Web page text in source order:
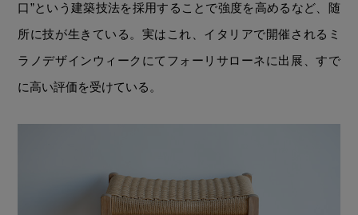
口”という建築技法を採用することで強度を高めるなど、随
所に技が生きている。実はこれ、イタリアで開催される ミ
ラノデザインウィークにてフォーリサローネに出展、すで
に高い評価を受けている。